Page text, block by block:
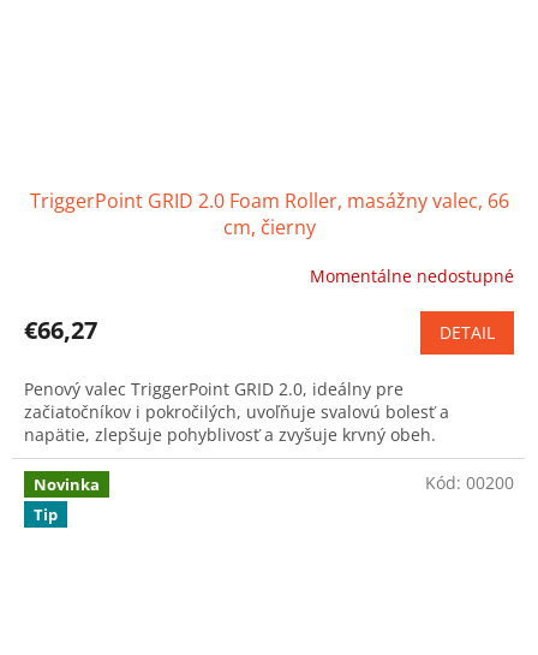
TriggerPoint GRID 2.0 Foam Roller, masážny valec, 66
cm, čierny
Momentálne nedostupné
€66,27 DETAIL
Penový valec TriggerPoint GRID 2.0, ideálny pre
začiatočníkov i pokročilých, uvoľňuje svalovú bolesť a
napätie, zlepšuje pohyblivosť a zvyšuje krvný obeh.
Novinka
Tip
Kód: 00200